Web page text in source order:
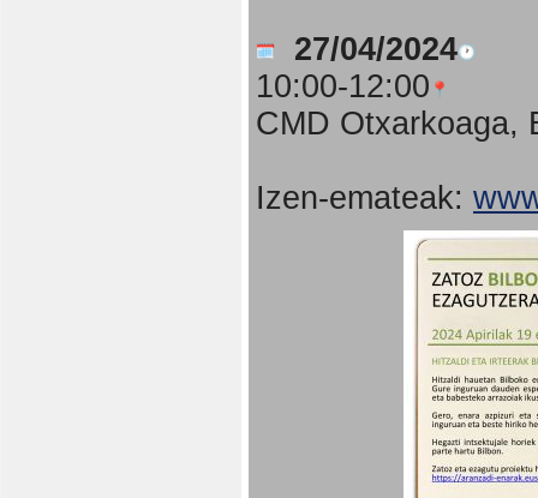
27/04/2024
10:00-12:00
CMD Otxarkoaga,
Izen-emateak: